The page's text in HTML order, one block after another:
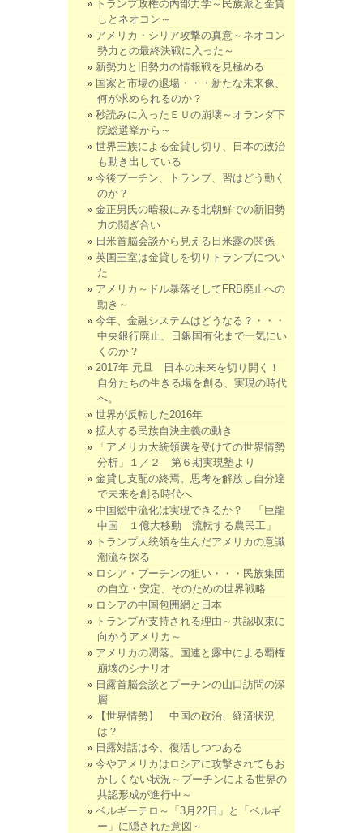
トランプ政権の内部力学～民族派と金貸
しとネオコン～
アメリカ・シリア攻撃の真意～ネオコン
勢力との最終決戦に入った～
新勢力と旧勢力の情報戦を見極める
国家と市場の退場・・・新たな未来像、
何が求められるのか？
秒読みに入ったＥＵの崩壊～オランダ下
院総選挙から～
世界王族による金貸し切り、日本の政治
も動き出している
今後プーチン、トランプ、習はどう動く
のか？
金正男氏の暗殺にみる北朝鮮での新旧勢
力の鬩ぎ合い
日米首脳会談から見える日米露の関係
英国王室は金貸しを切りトランプについ
た
アメリカ～ドル暴落そしてFRB廃止への
動き～
今年、金融システムはどうなる？・・・
中央銀行廃止、日銀国有化まで一気にい
くのか？
2017年 元旦 日本の未来を切り開く！
自分たちの生きる場を創る、実現の時代
へ。
世界が反転した2016年
拡大する民族自決主義の動き
「アメリカ大統領選を受けての世界情勢
分析」１／２ 第６期実現塾より
金貸し支配の終焉。思考を解放し自分達
で未来を創る時代へ
中国総中流化は実現できるか？ 「巨龍
中国 １億大移動 流転する農民工」
トランプ大統領を生んだアメリカの意識
潮流を探る
ロシア・プーチンの狙い・・・民族集団
の自立・安定、そのための世界戦略
ロシアの中国包囲網と日本
トランプが支持される理由～共認収束に
向かうアメリカ～
アメリカの凋落。国連と露中による覇権
崩壊のシナリオ
日露首脳会談とプーチンの山口訪問の深
層
【世界情勢】 中国の政治、経済状況
は？
日露対話は今、復活しつつある
今やアメリカはロシアに攻撃されてもお
かしくない状況～プーチンによる世界の
共認形成が進行中～
ベルギーテロ～「3月22日」と「ベルギ
ー」に隠された意図～